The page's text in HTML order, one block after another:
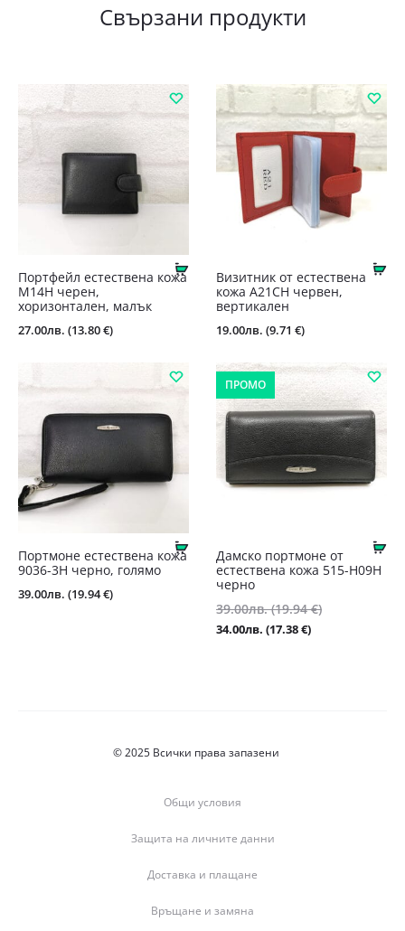
Свързани продукти
Купи
Портфейл естествена кожа
М14Н черен,
хоризонтален, малък
27.00лв. (13.80 €)
Визитник от естествена
кожа А21СН червен,
вертикален
19.00лв. (9.71 €)
Купи
Портмоне естествена кожа
9036-3Н черно, голямо
39.00лв. (19.94 €)
ПРОМО
Дамско портмоне от
естествена кожа 515-H09Н
черно
39.00лв. (19.94 €)Original
34.00лв. (17.38 €)Текущата
© 2025 Всички права запазени
Общи условия
Защита на личните данни
Доставка и плащане
Връщане и замяна